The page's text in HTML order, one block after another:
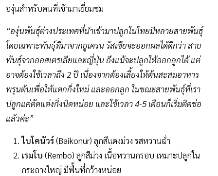
องุ่นสำหรับคนที่เข้ามาเยี่ยมชม
“องุ่นพันธุ์ต่างประเทศที่นำเข้ามาปลูกในไทยมีหลายสายพันธุ์
โดยเฉพาะพันธุ์ที่มาจากยูเครน รัสเซียจะออกผลได้ดีกว่า สาย
พันธุ์จากออสเตรเลียและญี่ปุ่น ถึงแม้จะปลูกให้ออกลูกได้ แต่
อาจต้องใช้เวลาถึง 2 ปี เนื่องจากต้องเลี้ยงให้ต้นสะสมอาหาร
พรุนต้นเพื่อให้แตกกิ่งใหม่ และออกลูก ในขณะสายพันธุ์ที่เรา
ปลูกแค่ตัดแต่งกิ่งนิดหน่อย และใช้เวลา 4-5 เดือนก็เริ่มติดช่อ
แล้วค่ะ”
ไบโคนัวร์(Baikonur) ลูกสีแดงม่วง รสหวานฉ่ำ
เรมโบ (Rembo) ลูกสีม่วง เนื้อหวานกรอบ เหมาะปลูกใน
กระถางใหญ่ มีพื้นที่กว้างหน่อย